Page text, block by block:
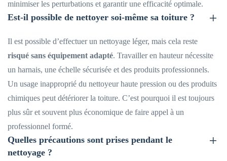
minimiser les perturbations et garantir une efficacité optimale.
Est-il possible de nettoyer soi-même sa toiture ?
Il est possible d’effectuer un nettoyage léger, mais cela reste
risqué sans équipement adapté. Travailler en hauteur nécessite
un harnais, une échelle sécurisée et des produits professionnels.
Un usage inapproprié du nettoyeur haute pression ou des produits
chimiques peut détériorer la toiture. C’est pourquoi il est toujours
plus sûr et souvent plus économique de faire appel à un
professionnel formé.
Quelles précautions sont prises pendant le
nettoyage ?